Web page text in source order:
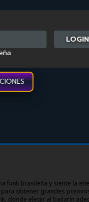
LOGIN
funk brasileña y siente la
obtener grandes
donde elegir al bailarín